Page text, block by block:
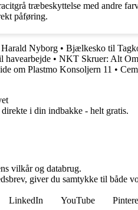
træbeskyttelse med andre
påføring.
Nyborg • Bjælkesko til
havearbejde • NKT Skruer: Alt
om Plastmo Konsoljern 11 •
i din indbakke - helt gratis.
vilkår og databrug.
giver du samtykke til
LinkedIn YouTube